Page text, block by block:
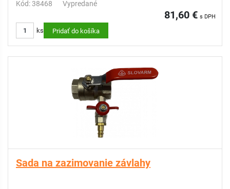
Kód: 38468 Vypredané
81,60 € s DPH
ks Pridať do košíka
Sada na zazimovanie závlahy